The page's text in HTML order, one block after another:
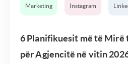
Marketing Instagram
6 Planifikuesit më të Mirë
për Agjencitë në vitin